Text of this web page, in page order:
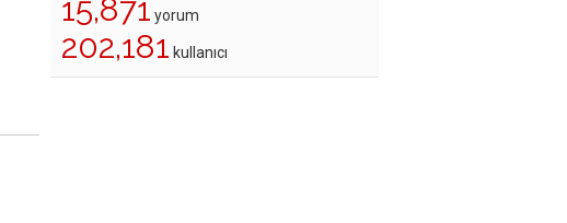
15,871 yorum
202,181 kullanıcı